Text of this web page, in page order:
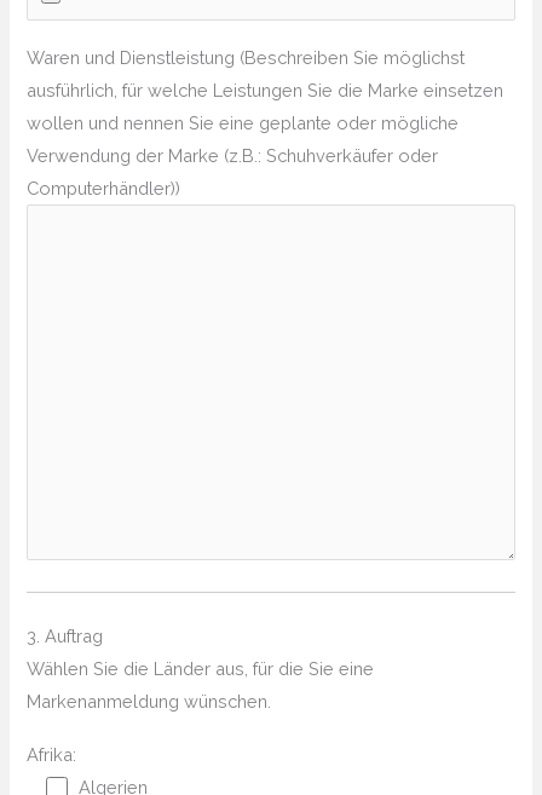
Waren und Dienstleistung (Beschreiben Sie möglichst
ausführlich, für welche Leistungen Sie die Marke einsetzen
wollen und nennen Sie eine geplante oder mögliche
Verwendung der Marke (z.B.: Schuhverkäufer oder
Computerhändler))
3. Auftrag
Wählen Sie die Länder aus, für die Sie eine
Markenanmeldung wünschen.
Afrika:
Algerien